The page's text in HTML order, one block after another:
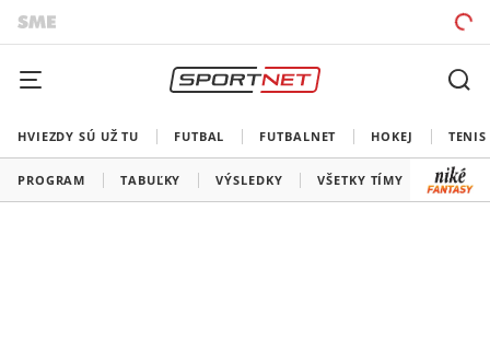
HVIEZDY SÚ UŽ TU FUTBAL FUTBALNET HOKEJ TENIS
PROGRAM TABUĽKY VÝSLEDKY VŠETKY TÍMY